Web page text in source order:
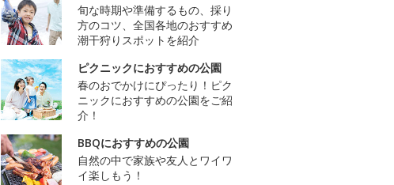
旬な時期や準備するもの、採り
方のコツ、全国各地のおすすめ
潮干狩りスポットを紹介
ピクニックにおすすめの公園
春のおでかけにぴったり！ピク
ニックにおすすめの公園をご紹
介！
BBQにおすすめの公園
自然の中で家族や友人とワイワ
イ楽しもう！